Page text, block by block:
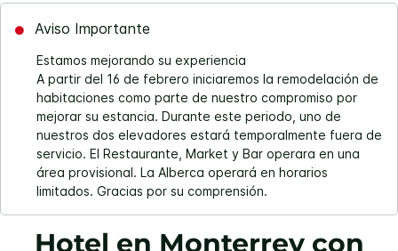
Aviso Importante
Estamos mejorando su experiencia
A partir del 16 de febrero iniciaremos la remodelación de
habitaciones como parte de nuestro compromiso por
mejorar su estancia. Durante este periodo, uno de
nuestros dos elevadores estará temporalmente fuera de
servicio. El Restaurante, Market y Bar operara en una
área provisional. La Alberca operará en horarios
limitados. Gracias por su comprensión.
Hotel en Monterrey con